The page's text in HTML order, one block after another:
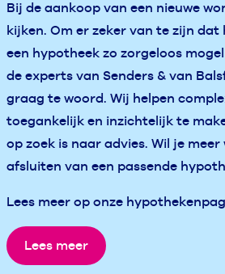
Bij de aankoop van een nieuwe
kijken. Om er zeker van te zijn
een hypotheek zo zorgeloos
de experts van Senders & van
graag te woord. Wij helpen
toegankelijk en inzichtelijk te
op zoek is naar advies. Wil je
afsluiten van een passende
Lees meer op onze
Lees meer